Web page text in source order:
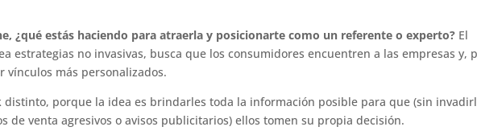
¿qué estás haciendo para atraerla y posicionarte como un referente o experto? El
estrategias no invasivas, busca que los consumidores encuentren a las empresas y,
vínculos más personalizados.
distinto, porque la idea es brindarles toda la información posible para que (sin
de venta agresivos o avisos publicitarios) ellos tomen su propia decisión.